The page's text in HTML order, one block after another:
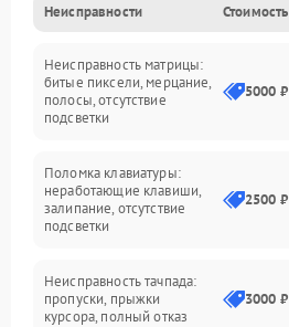
Устройства
Программные ошибки
Электрические и системные сбои
Интерфейсные проблемы
Батарея
Сеть и интернет
Неисправности Стоимость
Неисправность матрицы:
битые пиксели, мерцание,
полосы, отсутствие
подсветки
5000 ₽
Поломка клавиатуры:
неработающие клавиши,
залипание, отсутствие
подсветки
2500 ₽
Неисправность тачпада:
пропуски, прыжки
курсора, полный отказ
3000 ₽